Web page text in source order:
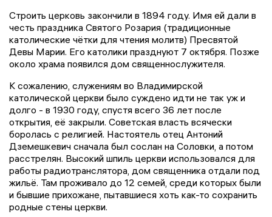
Строить церковь закончили в 1894 году. Имя ей дали в
честь праздника Святого Розария (традиционные
католические чётки для чтения молитв) Пресвятой
Девы Марии. Его католики празднуют 7 октября. Позже
около храма появился дом священнослужителя.
К сожалению, служениям во Владимирской
католической церкви было суждено идти не так уж и
долго - в 1930 году, спустя всего 36 лет после
открытия, её закрыли. Советская власть всячески
боролась с религией. Настоятель отец Антоний
Дземешкевич сначала был сослан на Соловки, а потом
расстрелян. Высокий шпиль церкви использовался для
работы радиотранслятора, дом священника отдали под
жильё. Там проживало до 12 семей, среди которых были
и бывшие прихожане, пытавшиеся хоть как-то сохранить
родные стены церкви.